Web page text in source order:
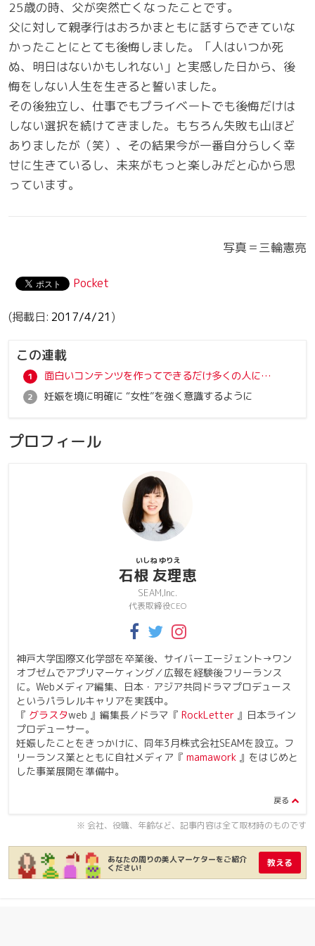
25歳の時、父が突然亡くなったことです。
父に対して親孝行はおろかまともに話すらできていな
かったことにとても後悔しました。「人はいつか死
ぬ、明日はないかもしれない」と実感した日から、後
悔をしない人生を生きると誓いました。
その後独立し、仕事でもプライベートでも後悔だけは
しない選択を続けてきました。もちろん失敗も山ほど
ありましたが（笑）、その結果今が一番自分らしく幸
せに生きているし、未来がもっと楽しみだと心から思
っています。
写真＝三輪憲亮
Pocket
2017/4/21
この連載
面白いコンテンツを作ってできるだけ多くの人に届ける
妊娠を境に明確に “女性”を強く意識するように
プロフィール
石根 友理恵
いしね ゆりえ
SEAM,Inc.
代表取締役CEO
神戸大学国際文化学部を卒業後、サイバーエージェント→ワン
オブゼムでアプリマーケィング／広報を経験後フリーランス
に。 Webメディア編集、日本 ・アジア共同ドラマプロデュース
というパラレルキャリアを実践中。
『 グラスタweb 』 編集長／ ドラマ『 RockLetter 』 日本ライン
プロデューサー。
妊娠したことをきっかけに、同年3月株式会社SEAMを設立。フ
リーランス業とともに自社メディア『 mamawork 』をはじめと
した事業展開を準備中。
※ 会社、役職、年齢など、記事内容は全て取材時のものです
あなたの周りの美人マーケターをご紹介
ください! 教える